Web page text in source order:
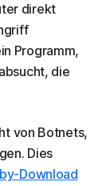
direkt
Programm,
die
von Botnets,
Dies
Download